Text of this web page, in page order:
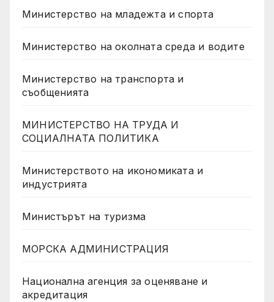
Министерство на младежта и спорта
Министерство на околната среда и водите
Министерство на транспорта и
съобщенията
МИНИСТЕРСТВО НА ТРУДА И
СОЦИАЛНАТА ПОЛИТИКА
Министерството на икономиката и
индустрията
Министърът на туризма
МОРСКА АДМИНИСТРАЦИЯ
Национална агенция за оценяване и
акредитация